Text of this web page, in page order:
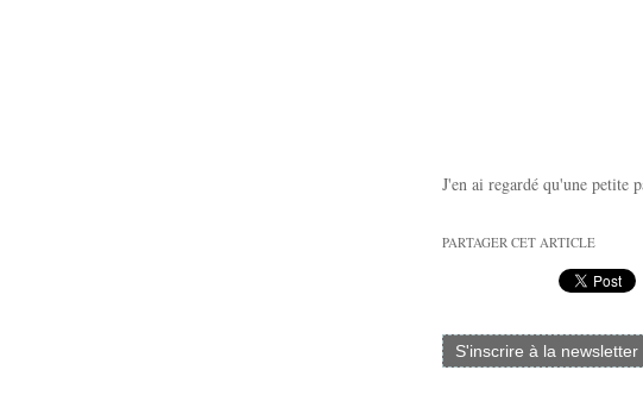
J'en ai regardé qu'une petite
PARTAGER CET ARTICLE
S'inscrire à la newsletter